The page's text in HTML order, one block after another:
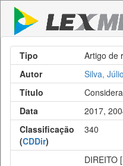
Tipo
Artigo de
Autor
Silva,
Título
Data
2017,
Classificação
(CDDir)
340
DIREITO [